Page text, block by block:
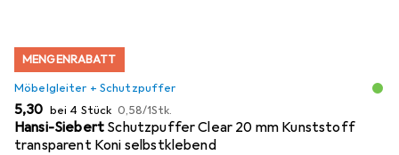
MENGENRABATT
Möbelgleiter + Schutzpuffer
EUR
5,30 bei 4 Stück EUR
0,58/1Stk.
Hansi-Siebert Schutzpuffer Clear 20 mm Kunststoff
transparent Koni selbstklebend